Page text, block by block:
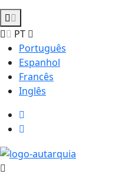
PT
Português
Espanhol
Francês
Inglês